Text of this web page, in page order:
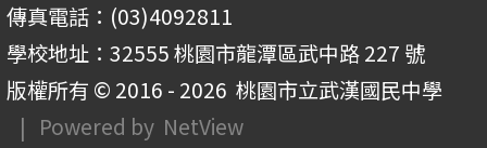
傳真電話：(03)4092811
學校地址：32555 桃園市龍潭區武中路 227 號
版權所有 © 2016 - 2026 桃園市立武漢國民中學
| Powered by NetView